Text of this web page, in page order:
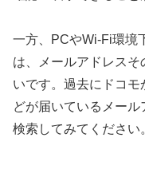
一方、PCやWi-Fi環境
は、メールアドレス
いです。過去にドコ
どが届いているメー
検索してみてください